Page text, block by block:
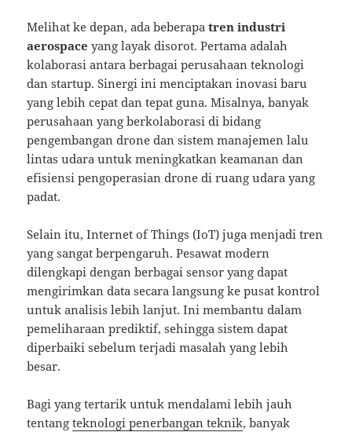
Melihat ke depan, ada beberapatren industri
aerospace yang layak disorot. Pertama adalah
kolaborasi antara berbagai perusahaan teknologi
dan startup. Sinergi ini menciptakan inovasi baru
yang lebih cepat dan tepat guna. Misalnya, banyak
perusahaan yang berkolaborasi di bidang
pengembangan drone dan sistem manajemen lalu
lintas udara untuk meningkatkan keamanan dan
efisiensi pengoperasian drone di ruang udara yang
padat.
Selain itu, Internet of Things (IoT) juga menjadi tren
yang sangat berpengaruh. Pesawat modern
dilengkapi dengan berbagai sensor yang dapat
mengirimkan data secara langsung ke pusat kontrol
untuk analisis lebih lanjut. Ini membantu dalam
pemeliharaan prediktif, sehingga sistem dapat
diperbaiki sebelum terjadi masalah yang lebih
besar.
Bagi yang tertarik untuk mendalami lebih jauh
tentangteknologi penerbangan teknik, banyak